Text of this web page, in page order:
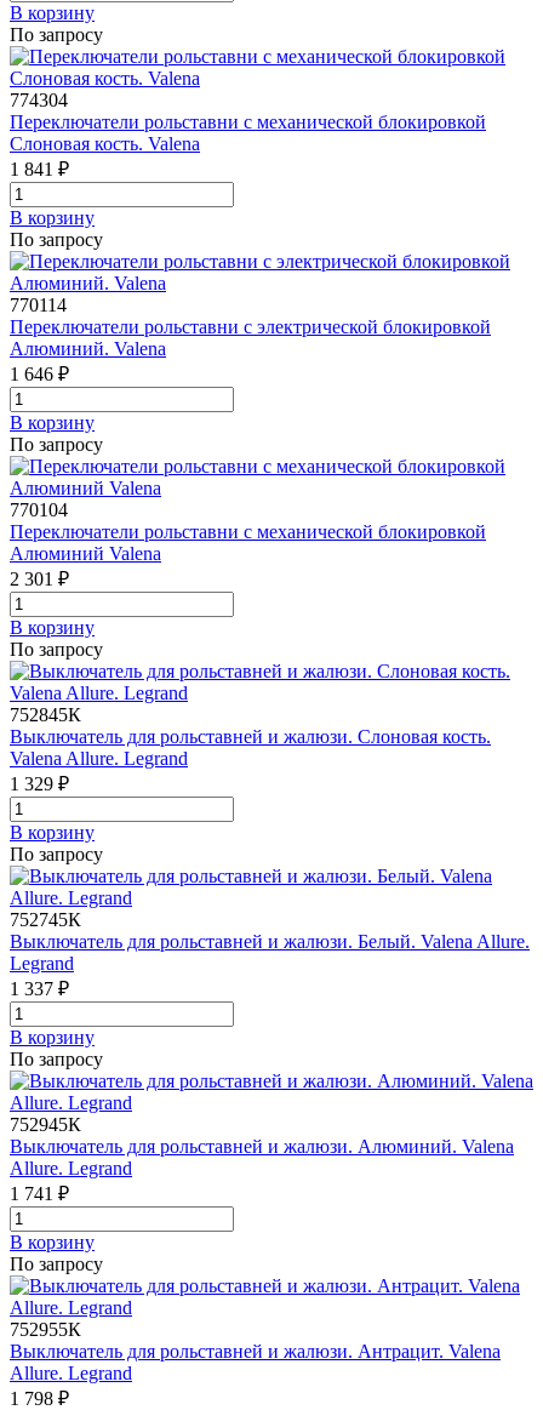
В корзинy
По запросу
774304
Переключатели рольставни с механической блокировкой
Слоновая кость. Valena
1 841 ₽
В корзинy
По запросу
770114
Переключатели рольставни с электрической блокировкой
Алюминий. Valena
1 646 ₽
В корзинy
По запросу
770104
Переключатели рольставни с механической блокировкой
Алюминий Valena
2 301 ₽
В корзинy
По запросу
752845К
Выключатель для рольставней и жалюзи. Слоновая кость.
Valena Allure. Legrand
1 329 ₽
В корзинy
По запросу
752745К
Выключатель для рольставней и жалюзи. Белый. Valena Allure.
Legrand
1 337 ₽
В корзинy
По запросу
752945К
Выключатель для рольставней и жалюзи. Алюминий. Valena
Allure. Legrand
1 741 ₽
В корзинy
По запросу
752955К
Выключатель для рольставней и жалюзи. Антрацит. Valena
Allure. Legrand
1 798 ₽